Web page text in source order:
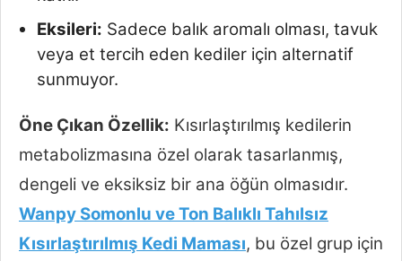
Eksileri: Sadece balık aromalı olması, tavuk
veya et tercih eden kediler için alternatif
sunmuyor.
Öne Çıkan Özellik: Kısırlaştırılmış kedilerin
metabolizmasına özel olarak tasarlanmış,
dengeli ve eksiksiz bir ana öğün olmasıdır.
Wanpy Somonlu ve Ton Balıklı Tahılsız
Kısırlaştırılmış Kedi Maması, bu özel grup için